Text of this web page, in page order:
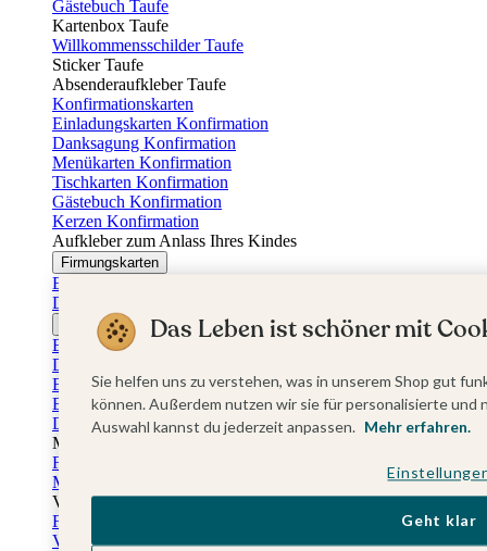
Gästebuch Taufe
Kartenbox Taufe
Willkommensschilder Taufe
Sticker Taufe
Absenderaufkleber Taufe
Konfirmationskarten
Einladungskarten Konfirmation
Danksagung Konfirmation
Menükarten Konfirmation
Tischkarten Konfirmation
Gästebuch Konfirmation
Kerzen Konfirmation
Aufkleber zum Anlass Ihres Kindes
Firmungskarten
Einladungskarten Firmung
Dankeskarten Firmung
Jugendweihekarten
Einladungskarten Jugendweihe
Dankeskarten Jugendweihe
Einschulungskarten
Einladungskarten Einschulung
Danksagung Einschulung
Muttertag
Fotogeschenke Muttertag
Muttertagskarten
Vatertag
Fotogeschenke Vatertag
Vatertagskarten
Das Leben ist schöner mit
Sie helfen uns zu verstehen, was in unserem Shop gut
können. Außerdem nutzen wir sie für personalisierte
Auswahl kannst du jederzeit anpassen. Mehr erfahren.
Geht klar